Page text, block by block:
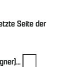
Seite der